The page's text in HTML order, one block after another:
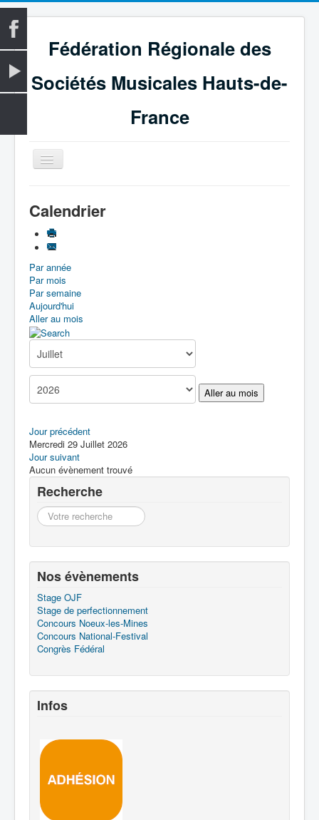
Fédération Régionale des
Sociétés Musicales Hauts-de-
France
Basculer
la
La Fédération
Vie fédérale
Examens
Le Magazine
Les Médailles
Boîte à Outils
Contact
Calendrier
Par année
Par mois
Par semaine
Aujourd'hui
Aller au mois
Aller au mois
Jour précédent
Mercredi 29 Juillet 2026
Jour suivant
Aucun évènement trouvé
Recherche
Recherche
Nos évènements
Stage OJF
Stage de perfectionnement
Concours Noeux-les-Mines
Concours National-Festival
Congrès Fédéral
Infos